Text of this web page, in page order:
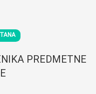
PREDMETNE